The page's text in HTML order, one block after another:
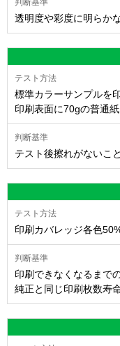
透明度や彩度に明らか
標準カラーサンプルを印
印刷表面に70gの普通
テスト後擦れがないこと
印刷カバレッジ各色
印刷できなくなるまで
純正と同じ印刷枚数寿